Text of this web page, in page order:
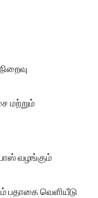
மற்றும்
வழங்கும்
பதாகை வெளியீடு